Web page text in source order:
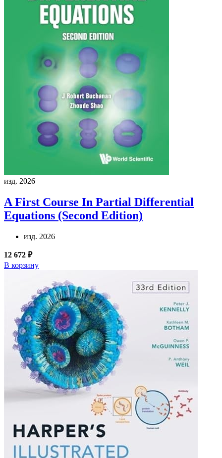
изд. 2026
A First Course In Partial Differential
Equations (Second Edition)
изд. 2026
12 672 ₽
В корзину